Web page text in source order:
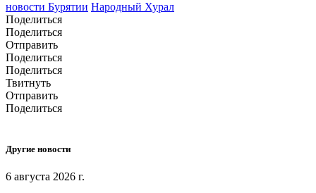
новости Бурятии Народный Хурал
Поделиться
Поделиться
Отправить
Поделиться
Поделиться
Твитнуть
Отправить
Поделиться
Другие новости
6 августа 2026 г.